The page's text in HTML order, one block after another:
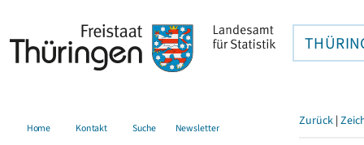
Home Kontakt Suche Newsletter Zurück |